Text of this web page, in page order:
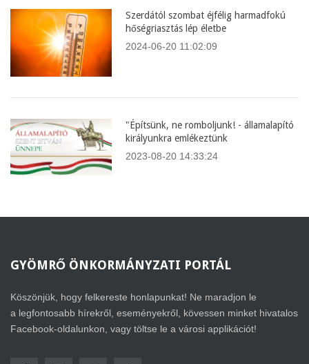
Szerdától szombat éjfélig harmadfokú
hőségriasztás lép életbe
2024-06-20 11:02:09
"Építsünk, ne romboljunk! - államalapító
királyunkra emlékeztünk
2023-08-20 14:33:24
GYÖMRŐ ÖNKORMÁNYZATI PORTÁL
Köszönjük, hogy felkereste honlapunkat! Ne maradjon le
a legfontosabb hírekről, eseményekről, kövessen minket hivatalos
Facebook-oldalunkon, vagy töltse le a városi applikációt!